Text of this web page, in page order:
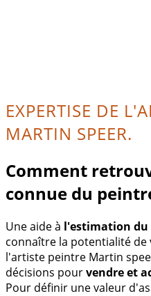
EXPERTISE DE
MARTIN SPEER.
Comment
connue du
Une aide à l'estimation du
connaître la potentialité
l'artiste peintre Martin
décisions pourvendre et
Pour définir une valeur